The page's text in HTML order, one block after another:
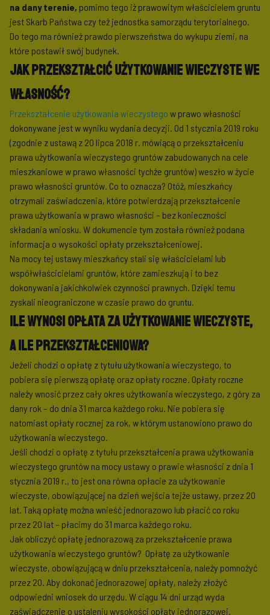
na dany terenie, pomimo tego iż prawowitym właścicielem gruntu
jest Skarb Państwa czy też jednostka samorządu terytorialnego.
Do tego ma również prawdo pierwszeństwa do wykupu ziemi, na
które postawił swój budynek.
Jak przekształcić użytkowanie wieczyste we
własność?
Przekształcenie użytkowania wieczystego w prawo własności
dokonywane jest w wyniku wydania decyzji. Od 1 stycznia 2019 roku
(zgodnie z ustawą z 20 lipca 2018 r. mówiącą o przekształceniu
prawa użytkowania wieczystego gruntów zabudowanych na cele
mieszkaniowe w prawo własności tychże gruntów) weszło w życie
prawo własności gruntów. Co to oznacza? Otóż, mieszkańcy
otrzymali zaświadczenia, które potwierdzają przekształcenie
prawa użytkowania w prawo własności – bez konieczności
składania wniosku. W dokumencie tym została również podana
informacja o wysokości opłaty przekształceniowej.
Na mocy tej ustawy mieszkańcy stali się właścicielami lub
współwłaścicielami gruntów, które zamieszkują i to bez
dokonywania jakichkolwiek czynności prawnych. Dzięki temu
zyskali nieograniczone w czasie prawo do gruntu.
Ile wynosi opłata za użytkowanie wieczyste,
a ile przekształceniowa?
Jeżeli chodzi o opłatę z tytułu użytkowania wieczystego, to
pobiera się pierwszą opłatę oraz opłaty roczne. Opłaty roczne
należy wnosić przez cały okres użytkowania wieczystego, z góry za
dany rok – do dnia 31 marca każdego roku. Nie pobiera się
natomiast opłaty rocznej za rok, w którym ustanowiono prawo do
użytkowania wieczystego.
Jeśli chodzi o opłatę z tytułu przekształcenia prawa użytkowania
wieczystego gruntów na mocy ustawy o prawie własności z dnia 1
stycznia 2019 r., to jest ona równa opłacie za użytkowanie
wieczyste, obowiązującej na dzień wejścia tejże ustawy, przez 20
lat. Taką opłatę można wnieść jednorazowo lub płacić co roku
przez 20 lat – płacimy do 31 marca każdego roku.
Jak obliczyć opłatę jednorazową za przekształcenie prawa
użytkowania wieczystego gruntów? Opłatę za użytkowanie
wieczyste, obowiązującą w dniu przekształcenia, należy pomnożyć
przez 20. Aby dokonać jednorazowej opłaty, należy złożyć
odpowiedni wniosek do urzędu. W ciągu 14 dni urząd wyda
zaświadczenie o ustaleniu wysokości opłaty jednorazowej.